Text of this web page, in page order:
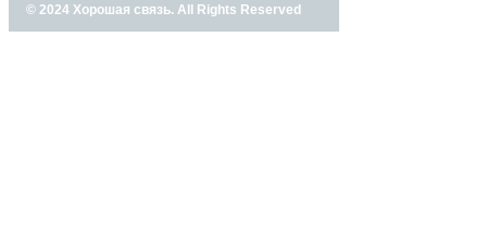
© 2024 Хорошая связь. All Rights Reserved